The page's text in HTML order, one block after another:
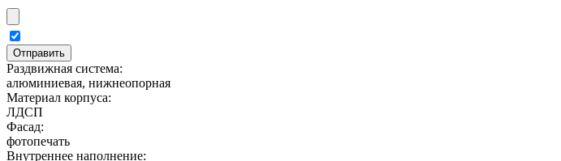
Раздвижная система:
алюминиевая, нижнеопорная
Материал корпуса:
ЛДСП
Фасад:
фотопечать
Внутреннее наполнение: